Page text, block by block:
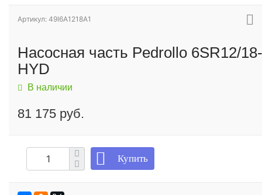
Артикул: 49I6A1218A1
Насосная часть Pedrollo 6SR12/18-
HYD
В наличии
81 175 руб.
Купить